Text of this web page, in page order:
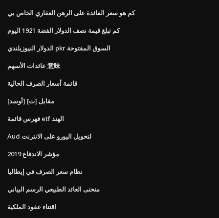
كم هو سعر الفائدة على الرهن العقاري الخاص بي
كم تبلغ قيمة نصف الدولار الفضة 1921 اليوم
الدولار النيوزيلندي pkr السوق المفتوحة
عائدات الأسهم 意味
قائمة أسعار الصرف الحالية
[أوسد] مقابل [ت]
فهرس قائمة etf الهند
Aud لتحويل اليورو على الانترنت
مؤشر الاندفاع 2019
نظام سعر الصرف في إيطاليا
منحنى العائد الطبيعي الرسم البياني
اقتناء عقود الملكية